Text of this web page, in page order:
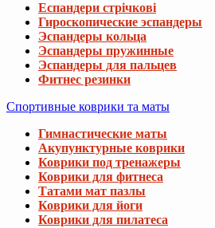
Еспандери стрічкові
Гироскопические эспандеры
Эспандеры кольца
Эспандеры пружинные
Эспандеры для пальцев
Фитнес резинки
Спортивные коврики та маты
Гимнастические маты
Акупунктурные коврики
Коврики под тренажеры
Коврики для фитнеса
Татами мат пазлы
Коврики для йоги
Коврики для пилатеса